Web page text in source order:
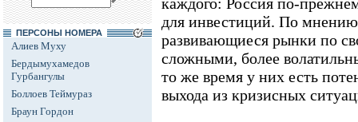
ПЕРСОНЫ НОМЕРА
Алиев Муху
Бердымухамедов
Гурбангулы
Боллоев Теймураз
Браун Гордон
для инвестиций. По
развивающиеся рынки по
сложными, более
то же время у них есть
выхода из кризисных